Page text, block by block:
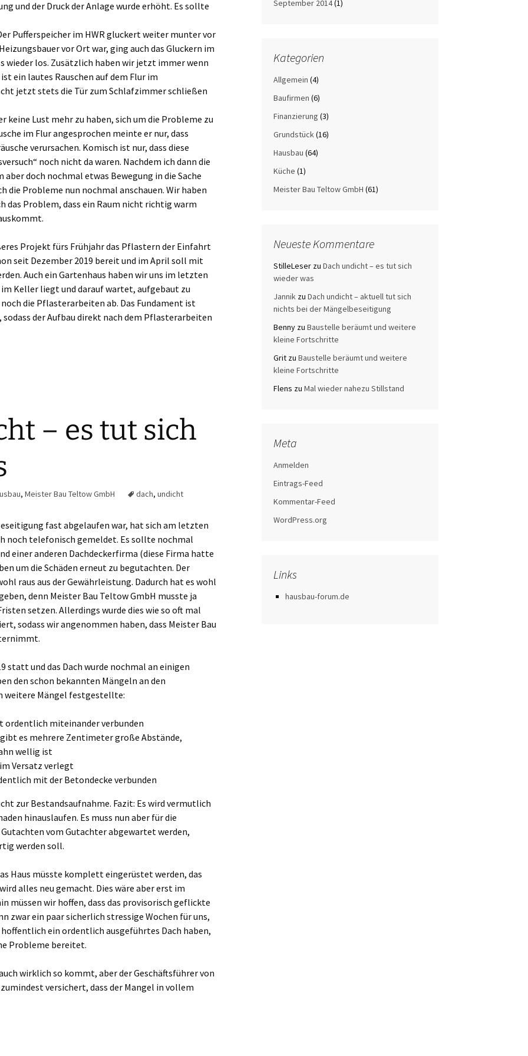
und der Druck der Anlage wurde erhöht. Es sollte
Pufferspeicher im HWR gluckert weiter munter vor
vor Ort war, ging auch das Gluckern im
wieder los. Zusätzlich haben wir jetzt immer wenn
ein lautes Rauschen auf dem Flur im
jetzt stets die Tür zum Schlafzimmer schließen
keine Lust mehr zu haben, sich um die Probleme zu
im Flur angesprochen meinte er nur, dass
verursachen. Komisch ist nur, dass diese
noch nicht da waren. Nachdem ich dann die
doch nochmal etwas Bewegung in die Sache
die Probleme nun nochmal anschauen. Wir haben
das Problem, dass ein Raum nicht richtig warm
Projekt fürs Frühjahr das Pflastern der Einfahrt
seit Dezember 2019 bereit und im April soll mit
Auch ein Gartenhaus haben wir uns im letzten
Keller liegt und darauf wartet, aufgebaut zu
die Pflasterarbeiten ab. Das Fundament ist
der Aufbau direkt nach dem Pflasterarbeiten
– es tut sich
, Meister Bau Teltow GmbH dach, undicht
fast abgelaufen war, hat sich am letzten
noch telefonisch gemeldet. Es sollte nochmal
einer anderen Dachdeckerfirma (diese Firma hatte
um die Schäden erneut zu begutachten. Der
raus aus der Gewährleistung. Dadurch hat es wohl
denn Meister Bau Teltow GmbH musste ja
setzen. Allerdings wurde dies wie so oft mal
sodass wir angenommen haben, dass Meister Bau
statt und das Dach wurde nochmal an einigen
den schon bekannten Mängeln an den
weitere Mängel festgestellte:
ordentlich miteinander verbunden
es mehrere Zentimeter große Abstände,
wellig ist
Versatz verlegt
mit der Betondecke verbunden
zur Bestandsaufnahme. Fazit: Es wird vermutlich
hinauslaufen. Es muss nun aber für die
vom Gutachter abgewartet werden,
werden soll.
Haus müsste komplett eingerüstet werden, das
alles neu gemacht. Dies wäre aber erst im
müssen wir hoffen, dass das provisorisch geflickte
zwar ein paar sicherlich stressige Wochen für uns,
ein ordentlich ausgeführtes Dach haben,
Probleme bereitet.
wirklich so kommt, aber der Geschäftsführer von
versichert, dass der Mangel in vollem
September 2014(1)
Kategorien
Allgemein (4)
Baufirmen (6)
Finanzierung (3)
Grundstück(16)
Hausbau (64)
Küche (1)
Meister Bau Teltow GmbH (61)
Neueste Kommentare
StilleLeser zu Dach undicht – es tut sich
wieder was
Jannik zu Dach undicht – aktuell tut sich
nichts bei der Mängelbeseitigung
Benny zu Baustelle beräumt und weitere
kleine Fortschritte
Grit zu Baustelle beräumt und weitere
kleine Fortschritte
Flens zu Mal wieder nahezu Stillstand
Meta
Anmelden
Eintrags-Feed
Kommentar-Feed
WordPress.org
Links
hausbau-forum.de